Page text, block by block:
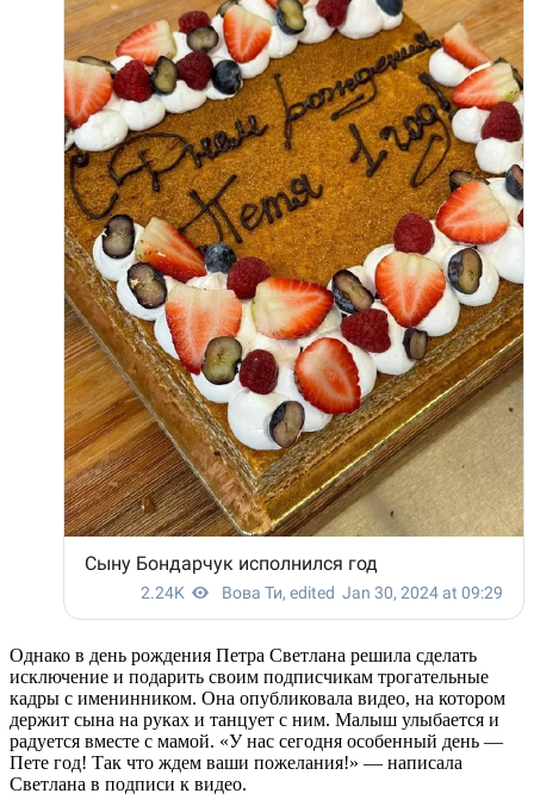
Однако в день рождения Петра Светлана решила сделать
исключение и подарить своим подписчикам трогательные
кадры с именинником. Она опубликовала видео, на котором
держит сына на руках и танцует с ним. Малыш улыбается и
радуется вместе с мамой. «У нас сегодня особенный день —
Пете год! Так что ждем ваши пожелания!» — написала
Светлана в подписи к видео.